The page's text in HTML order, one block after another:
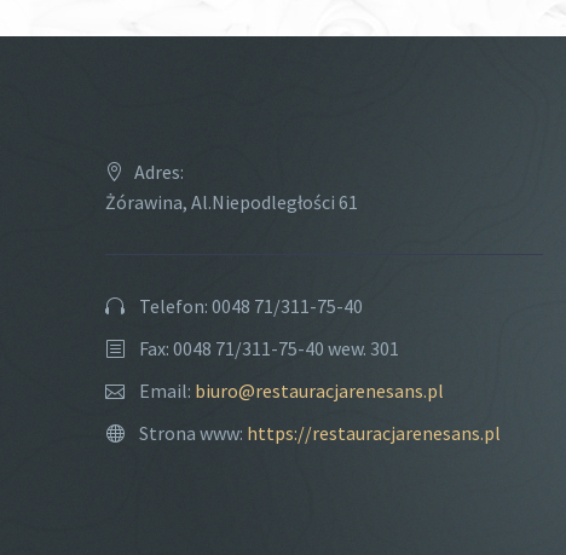
Adres:
Żórawina, Al.Niepodległości 61
Telefon: 0048 71/311-75-40
Fax: 0048 71/311-75-40 wew. 301
Email: biuro@restauracjarenesans.pl
Strona www: https://restauracjarenesans.pl